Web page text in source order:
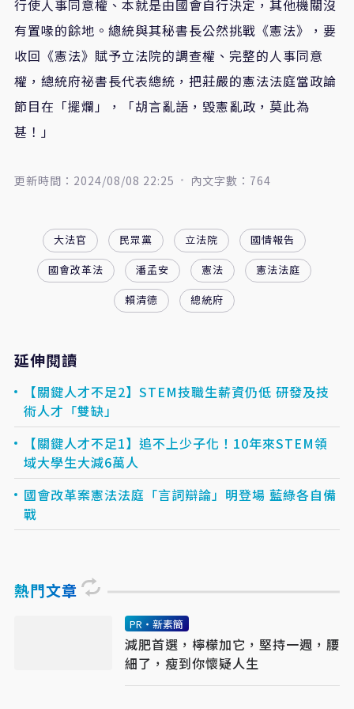
行使人事同意權、本就是由國會自行決定，其他機關沒
有置喙的餘地。總統與其秘書長公然挑戰《憲法》，要
收回《憲法》賦予立法院的調查權、完整的人事同意
權，總統府祕書長代表總統，把莊嚴的憲法法庭當政論
節目在「擺爛」，「胡言亂語，毀憲亂政，莫此為
甚！」
更新時間：2024/08/08 22:25 內文字數：764
大法官 民眾黨 立法院
國情報告
國會改革法
潘孟安 憲法
憲法法庭
賴清德
總統府
延伸閱讀
【關鍵人才不足2】STEM技職生薪資仍低 研發及技
術人才「雙缺」
【關鍵人才不足1】追不上少子化！10年來STEM領
域大學生大減6萬人
國會改革案憲法法庭「言詞辯論」明登場 藍綠各自備
戰
熱門文章
PR・新素簡
減肥首選，檸檬加它，堅持一週，腰
細了，瘦到你懷疑人生